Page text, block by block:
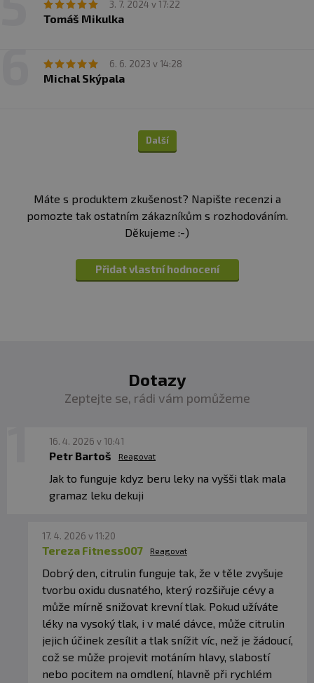
3. 7. 2024 v 17:22
Tomáš Mikulka
6. 6. 2023 v 14:28
Michal Skýpala
Další
Máte s produktem zkušenost? Napište recenzi a
pomozte tak ostatním zákazníkům s rozhodováním.
Děkujeme :-)
Přidat vlastní hodnocení
Dotazy
Zeptejte se, rádi vám pomůžeme
16. 4. 2026 v 10:41
Petr Bartoš Reagovat
Jak to funguje kdyz beru leky na vyšši tlak mala
gramaz leku dekuji
17. 4. 2026 v 11:20
Tereza Fitness007 Reagovat
Dobrý den, citrulin funguje tak, že v těle zvyšuje
tvorbu oxidu dusnatého, který rozšiřuje cévy a
může mírně snižovat krevní tlak. Pokud užíváte
léky na vysoký tlak, i v malé dávce, může citrulin
jejich účinek zesílit a tlak snížit víc, než je žádoucí,
což se může projevit motáním hlavy, slabostí
nebo pocitem na omdlení, hlavně při rychlém